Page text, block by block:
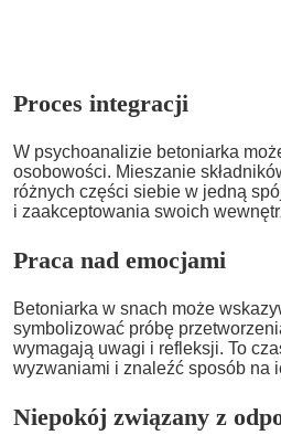
Proces integracji
W psychoanalizie betoniarka
osobowości. Mieszanie
różnych części siebie w jedną
i zaakceptowania swoich
Praca nad emocjami
Betoniarka w snach może
symbolizować próbę
wymagają uwagi i refleksji. To
wyzwaniami i znaleźć sposób na
Niepokój związany z